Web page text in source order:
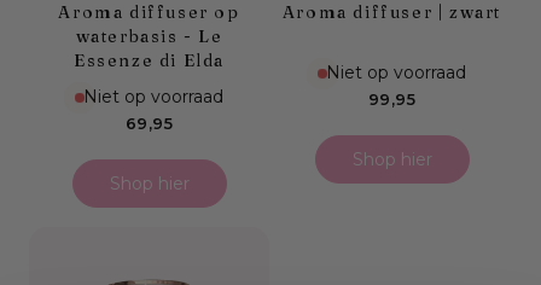
Aroma diffuser op
waterbasis - Le
Essenze di Elda
Niet op voorraad
Normale
69,95
Shop hier
Aroma diffuser | zwart
Niet op voorraad
Normale
99,95
Shop hier